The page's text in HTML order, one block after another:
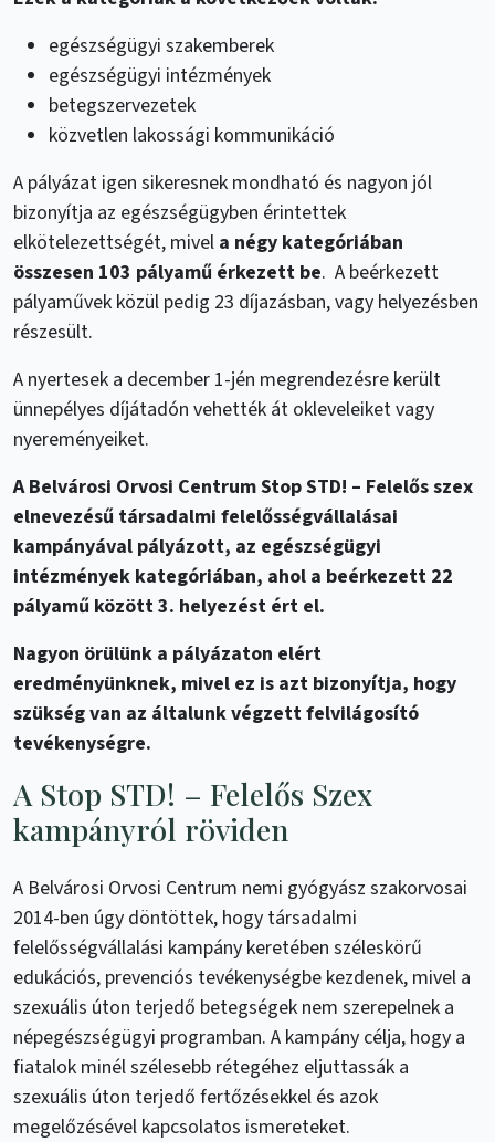
egészségügyi szakemberek
egészségügyi intézmények
betegszervezetek
közvetlen lakossági kommunikáció
A pályázat igen sikeresnek mondható és nagyon jól
bizonyítja az egészségügyben érintettek
elkötelezettségét, mivel a négy kategóriában
összesen 103 pályamű érkezett be. A beérkezett
pályaművek közül pedig 23 díjazásban, vagy helyezésben
részesült.
A nyertesek a december 1-jén megrendezésre került
ünnepélyes díjátadón vehették át okleveleiket vagy
nyereményeiket.
A Belvárosi Orvosi Centrum Stop STD! – Felelős szex
elnevezésű társadalmi felelősségvállalásai
kampányával pályázott, az egészségügyi
intézmények kategóriában, ahol a beérkezett 22
pályamű között 3. helyezést ért el.
Nagyon örülünk a pályázaton elért
eredményünknek, mivel ez is azt bizonyítja, hogy
szükség van az általunk végzett felvilágosító
tevékenységre.
A Stop STD! – Felelős Szex
kampányról röviden
A Belvárosi Orvosi Centrum nemi gyógyász szakorvosai
2014-ben úgy döntöttek, hogy társadalmi
felelősségvállalási kampány keretében széleskörű
edukációs, prevenciós tevékenységbe kezdenek, mivel a
szexuális úton terjedő betegségek nem szerepelnek a
népegészségügyi programban. A kampány célja, hogy a
fiatalok minél szélesebb rétegéhez eljuttassák a
szexuális úton terjedő fertőzésekkel és azok
megelőzésével kapcsolatos ismereteket.